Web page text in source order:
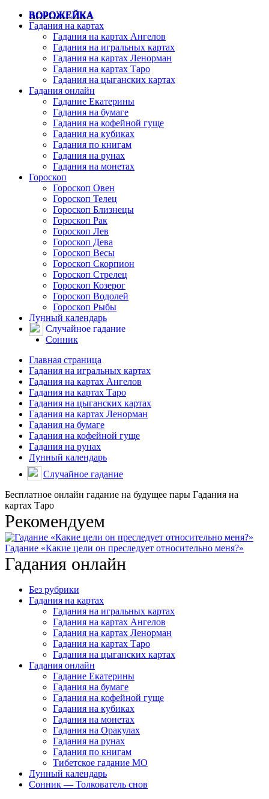
ВОРОЖЕЙКА
Гадания на картах
Гадания на картах Ангелов
Гадания на игральных картах
Гадания на картах Ленорман
Гадания на картах Таро
Гадания на цыганских картах
Гадания онлайн
Гадание Екатерины
Гадания на бумаге
Гадания на кофейной гуще
Гадания на кубиках
Гадания по книгам
Гадания на рунах
Гадания на монетах
Гороскоп
Гороскоп Овен
Гороскоп Телец
Гороскоп Близнецы
Гороскоп Рак
Гороскоп Лев
Гороскоп Дева
Гороскоп Весы
Гороскоп Скорпион
Гороскоп Стрелец
Гороскоп Козерог
Гороскоп Водолей
Гороскоп Рыбы
Лунный календарь
Случайное гадание
Сонник
Главная страница
Гадания на игральных картах
Гадания на картах Ангелов
Гадания на картах Таро
Гадания на цыганских картах
Гадания на картах Ленорман
Гадания на бумаге
Гадания на кофейной гуще
Гадания на рунах
Лунный календарь
Случайное гадание
Бесплатное онлайн гадание на будущее пары Гадания на
картах Таро
Рекомендуем
Гадание «Какие цели он преследует относительно меня?»
Гадания онлайн
Без рубрики
Гадания на картах
Гадания на игральных картах
Гадания на картах Ангелов
Гадания на картах Ленорман
Гадания на картах Таро
Гадания на цыганских картах
Гадания онлайн
Гадание Екатерины
Гадания на бумаге
Гадания на кофейной гуще
Гадания на кубиках
Гадания на монетах
Гадания на Оракулах
Гадания на рунах
Гадания по книгам
Тибетское гадание МО
Лунный календарь
Сонник — Толкователь снов